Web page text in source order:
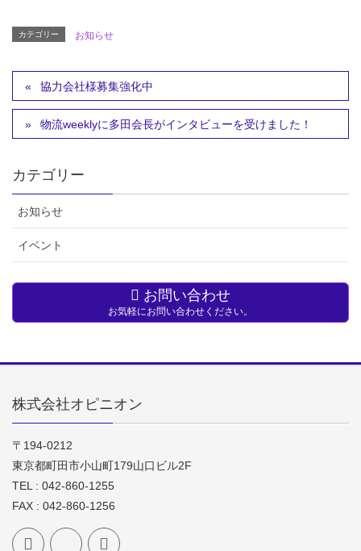
カテゴリー お知らせ
協力会社様募集強化中
物流weeklyに多田会長がインタビューを受けました！
カテゴリー
お知らせ
イベント
お問い合わせ
お気軽にお問い合わせください。
株式会社オピニオン
〒194-0212
東京都町田市小山町179山口ビル2F
TEL : 042-860-1255
FAX : 042-860-1256